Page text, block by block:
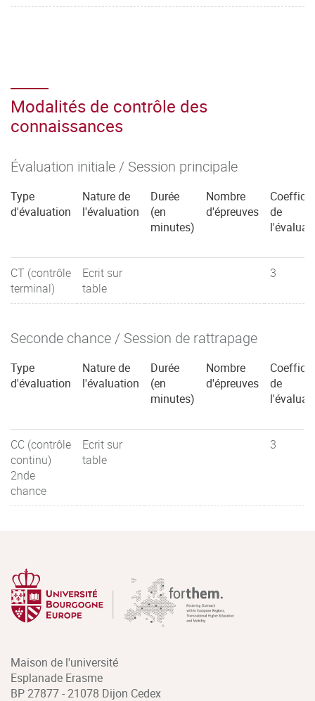
Modalités de contrôle des
connaissances
Évaluation initiale / Session principale
Type
d'évaluation
Nature de
l'évaluation
Durée
(en
minutes)
Nombre
d'épreuves
de
CT (contrôle
terminal)
Ecrit sur
table
3
Seconde chance / Session de rattrapage
Type
d'évaluation
Nature de
l'évaluation
Durée
(en
minutes)
Nombre
d'épreuves
de
CC (contrôle
continu)
2nde
chance
Ecrit sur
table
3
Maison de l'université
Esplanade Erasme
BP 27877 - 21078 Dijon Cedex